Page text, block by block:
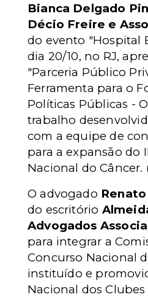
Bianca Delgado
Décio Freire e
do evento "Hospital
dia 20/10, no RJ,
"Parceria Público
Ferramenta para o
Políticas Públicas - O
trabalho
com a equipe de
para a expansão do
Nacional do Câncer.
O advogado
do escritório
Advogados
para integrar a
Concurso Nacional
instituído e
Nacional dos Clubes